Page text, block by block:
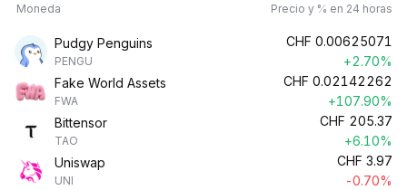
Moneda Precio y % en 24 horas
Pudgy Penguins
PENGU
CHF 0.00625071
+2.70%
Fake World Assets
FWA
CHF 0.02142262
+107.90%
Bittensor
TAO
CHF 205.37
+6.10%
Uniswap
UNI
CHF 3.97
-0.70%